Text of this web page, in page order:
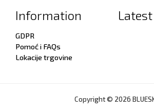
Information
GDPR
Pomoć i FAQs
Lokacije trgovine
Copyright © 2026